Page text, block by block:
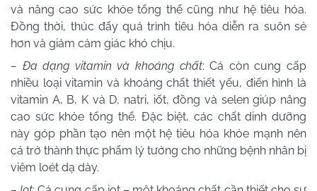
và nâng cao sức khỏe tổng thể cũng như hệ tiêu hóa.
Đồng thời, thúc đẩy quá trình tiêu hóa diễn ra suôn sẻ
hơn và giảm cảm giác khó chịu.
– Đa dạng vitamin và khoáng chất: Cá còn cung cấp
nhiều loại vitamin và khoáng chất thiết yếu, điển hình là
vitamin A, B, K và D, natri, iốt, đồng và selen giúp nâng
cao sức khỏe tổng thể. Đặc biệt, các chất dinh dưỡng
này góp phần tạo nên một hệ tiêu hóa khỏe mạnh nên
cá trở thành thực phẩm lý tưởng cho những bệnh nhân bị
viêm loét dạ dày.